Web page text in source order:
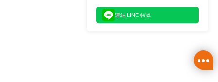
連結 LINE 帳號